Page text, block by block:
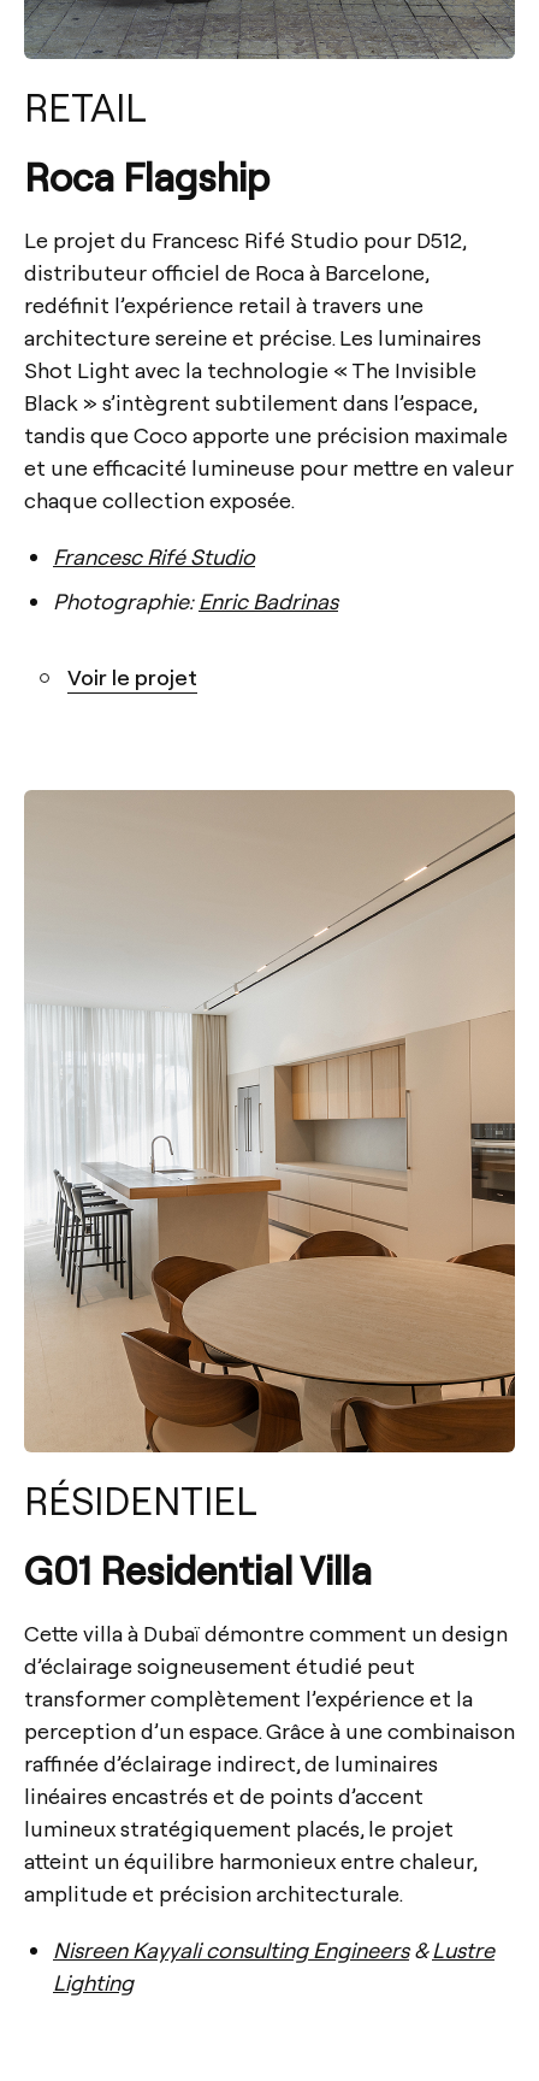
RETAIL
Roca Flagship
Le projet du Francesc Rifé Studio pour D512,
distributeur officiel de Roca à Barcelone,
redéfinit l’expérience retail à travers une
architecture sereine et précise. Les luminaires
Shot Light avec la technologie « The Invisible
Black » s’intègrent subtilement dans l’espace,
tandis que Coco apporte une précision maximale
et une efficacité lumineuse pour mettre en valeur
chaque collection exposée.
Francesc Rifé Studio
Photographie: Enric Badrinas
Voir le projet
RÉSIDENTIEL
G01 Residential Villa
Cette villa à Dubaï démontre comment un design
d’éclairage soigneusement étudié peut
transformer complètement l’expérience et la
perception d’un espace. Grâce à une combinaison
raffinée d’éclairage indirect, de luminaires
linéaires encastrés et de points d’accent
lumineux stratégiquement placés, le projet
atteint un équilibre harmonieux entre chaleur,
amplitude et précision architecturale.
Nisreen Kayyali consulting Engineers&Lustre
Lighting